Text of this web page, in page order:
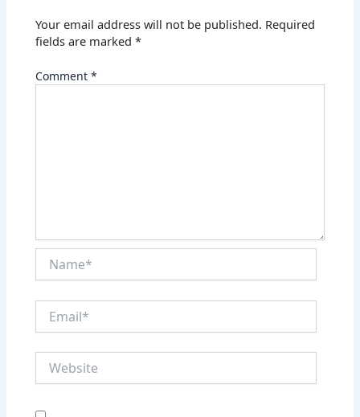
Your email address will not be published. Required
fields are marked*
Comment*